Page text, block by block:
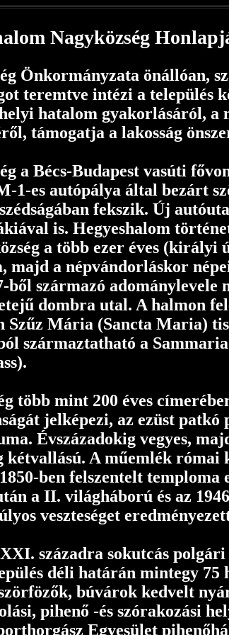
Nagyközség
Önkormányzata önállóan,
teremtve intézi a település
hatalom gyakorlásáról, a
támogatja a lakosság
a Bécs-Budapest vasúti
1-es autópálya által bezárt
fekszik. Új
is. Hegyeshalom
a több ezer éves (királyi
a népvándorláskor
ből származó
dombra utal. A halmon
Szűz Mária (Sancta Maria)
származtatható a
több mint 200 éves
jelképezi, az ezüst patkó
Évszázadokig vegyes,
kétvallású. A műemlék római
ben felszentelt temploma
a II. világháború és az
veszteséget
századra sokutcás
déli határán mintegy 75
búvárok kedvelt
pihenő -és szórakozási
Egyesület